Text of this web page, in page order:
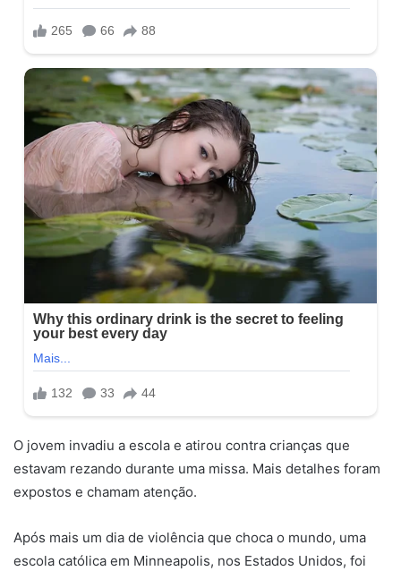
O jovem invadiu a escola e atirou contra crianças que
estavam rezando durante uma missa. Mais detalhes foram
expostos e chamam atenção.
Após mais um dia de violência que choca o mundo, uma
escola católica em Minneapolis, nos Estados Unidos, foi